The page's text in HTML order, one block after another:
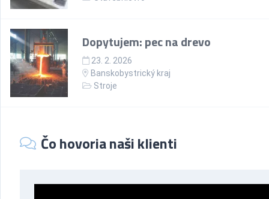
Dopytujem: pec na drevo
23. 2. 2026
Banskobystrický kraj
Stroje
Čo hovoria naši klienti